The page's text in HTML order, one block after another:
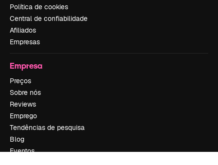
Política de cookies
Central de confiabilidade
Afiliados
Empresas
Empresa
Preços
Sobre nós
Reviews
Emprego
Tendências de pesquisa
Blog
Eventos